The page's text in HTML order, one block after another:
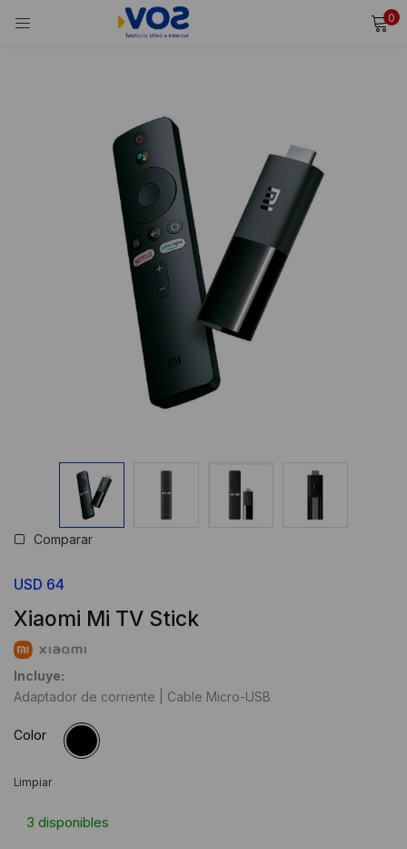
0
INICIAR SESIÓN
Iniciar Sesión
¿Olvidaste tu contraseña?
Comparar
Xiaomi Mi TV Stick
USD 64
Incluye:
Adaptador de corriente | Cable Micro-USB
Color
Limpiar
3 disponibles